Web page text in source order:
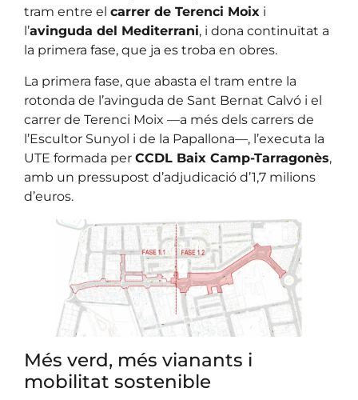
tram entre el carrer de Terenci Moix i
l’avinguda del Mediterrani, i dona continuïtat a
la primera fase, que ja es troba en obres.
La primera fase, que abasta el tram entre la
rotonda de l’avinguda de Sant Bernat Calvó i el
carrer de Terenci Moix —a més dels carrers de
l’Escultor Sunyol i de la Papallona—, l’executa la
UTE formada per CCDL Baix Camp-Tarragonès,
amb un pressupost d’adjudicació d’1,7 milions
d’euros.
Més verd, més vianants i
mobilitat sostenible